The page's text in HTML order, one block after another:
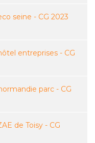
seine - CG 2023
entreprises - CG
parc - CG
de Toisy - CG